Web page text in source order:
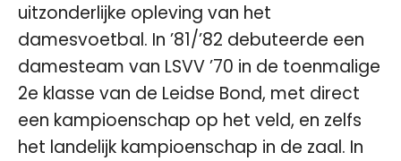
uitzonderlijke opleving van het
damesvoetbal. In ’81/’82 debuteerde een
damesteam van LSVV ’70 in de toenmalige
2e klasse van de Leidse Bond, met direct
een kampioenschap op het veld, en zelfs
het landelijk kampioenschap in de zaal. In